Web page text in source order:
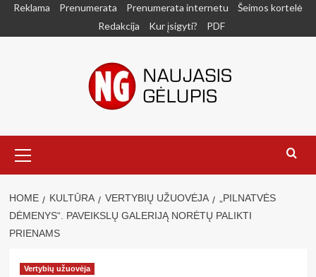
SkipReklama Prenumerata Prenumerata internetu
Šeimos kortelė
Redakcija
Kur įsigyti? PDF
Menu
HOME KULTŪRA VERTYBIŲ UŽUOVĖJA
„PILNATVĖS
DĖMENYS“. PAVEIKSLŲ GALERIJĄ NORĖTŲ PALIKTI
PRIENAMS
Vertybių užuovėja